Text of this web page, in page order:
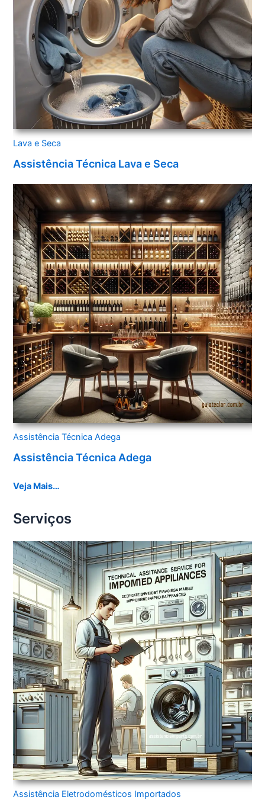
Lava e Seca
Assistência Técnica Lava e Seca
Assistência Técnica Adega
Assistência Técnica Adega
Veja Mais…
Serviços
Assistência Eletrodomésticos Importados